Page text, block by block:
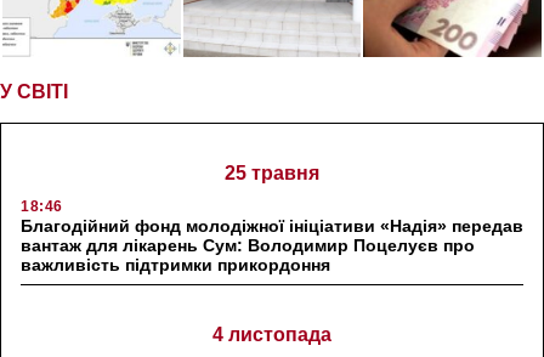
У СВІТІ
25 травня
18:46
Благодійний фонд молодіжної ініціативи «Надія» передав
вантаж для лікарень Сум: Володимир Поцелуєв про
важливість підтримки прикордоння
4 листопада